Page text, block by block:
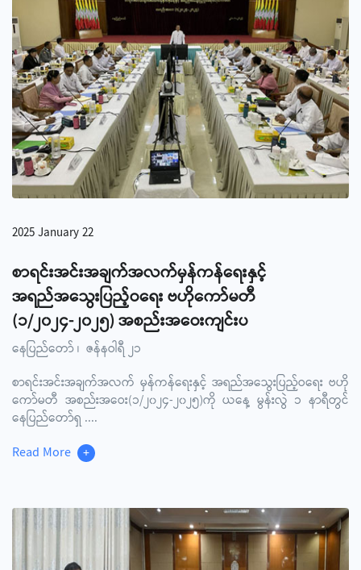
2025 January 22
စာရင်းအင်းအချက်အလက်မှန်ကန်ရေးနှင့်
အရည်အသွေးပြည့်ဝရေး ဗဟိုကော်မတီ
(၁/၂၀၂၄-၂၀၂၅) အစည်းအဝေးကျင်းပ
နေပြည်တော် ၊ ဇန်နဝါရီ ၂၁
စာရင်းအင်းအချက်အလက် မှန်ကန်ရေးနှင့် အရည်အသွေးပြည့်ဝရေး ဗဟို
ကော်မတီ အစည်းအဝေး(၁/၂၀၂၄-၂၀၂၅)ကို ယနေ့ မွန်းလွဲ ၁ နာရီတွင်
နေပြည်တော်ရှ ....
Read More +